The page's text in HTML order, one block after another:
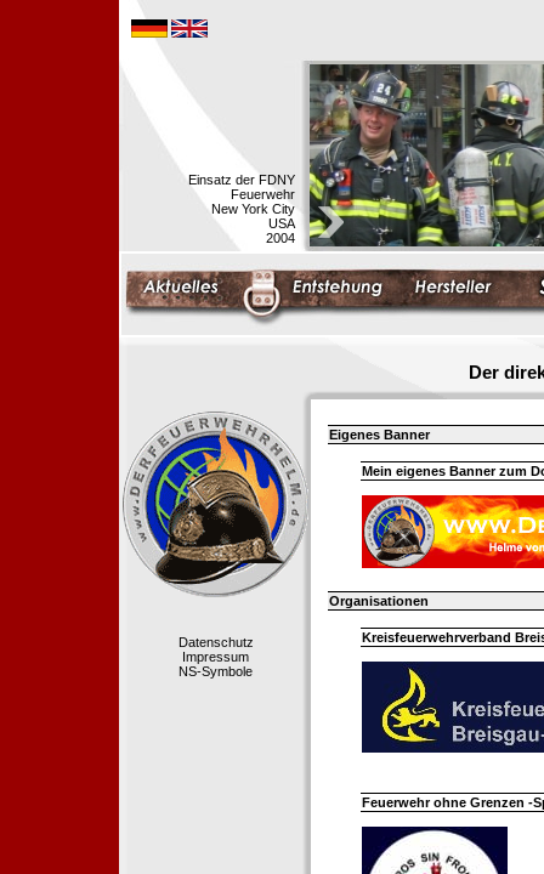
Einsatz der FDNY
Feuerwehr
New York City
USA
2004
Der
Datenschutz
Impressum
NS-Symbole
Eigenes Banner
Mein eigenes Banner zum
Organisationen
Kreisfeuerwehrverband
Feuerwehr ohne Grenzen -